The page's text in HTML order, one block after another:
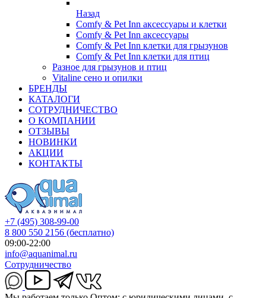
Назад
Comfy & Pet Inn аксессуары и клетки
Comfy & Pet Inn аксессуары
Comfy & Pet Inn клетки для грызунов
Comfy & Pet Inn клетки для птиц
Разное для грызунов и птиц
Vitaline сено и опилки
БРЕНДЫ
КАТАЛОГИ
СОТРУДНИЧЕСТВО
О КОМПАНИИ
ОТЗЫВЫ
НОВИНКИ
АКЦИИ
КОНТАКТЫ
+7 (495) 308-99-00
8 800 550 2156 (бесплатно)
09:00-22:00
info@aquanimal.ru
Сотрудничество